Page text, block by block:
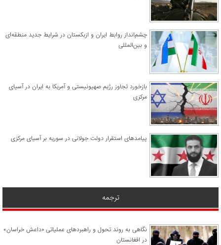
چشم‌انداز روابط ایران و ازبکستان در شرایط جدید منطقه‌ای
و بین‌المللی
​بازخورد تجاوز رژیم صهیونیستی و آمریکا به ایران در آسیای
مرکزی
پیامدهای استقرار دولت جولانی در سوریه بر آسیای مرکزی
ترجمه
نگاهی به روند تحول و راهبردهای عملیاتی «داعش خراسان»
در افغانستان